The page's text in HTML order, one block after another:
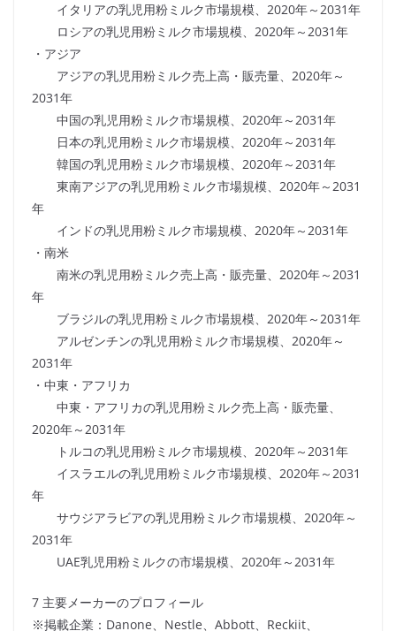
イタリアの乳児用粉ミルク市場規模、2020年～2031年
ロシアの乳児用粉ミルク市場規模、2020年～2031年
・アジア
アジアの乳児用粉ミルク売上高・販売量、2020年～
2031年
中国の乳児用粉ミルク市場規模、2020年～2031年
日本の乳児用粉ミルク市場規模、2020年～2031年
韓国の乳児用粉ミルク市場規模、2020年～2031年
東南アジアの乳児用粉ミルク市場規模、2020年～2031
年
インドの乳児用粉ミルク市場規模、2020年～2031年
・南米
南米の乳児用粉ミルク売上高・販売量、2020年～2031
年
ブラジルの乳児用粉ミルク市場規模、2020年～2031年
アルゼンチンの乳児用粉ミルク市場規模、2020年～
2031年
・中東・アフリカ
中東・アフリカの乳児用粉ミルク売上高・販売量、
2020年～2031年
トルコの乳児用粉ミルク市場規模、2020年～2031年
イスラエルの乳児用粉ミルク市場規模、2020年～2031
年
サウジアラビアの乳児用粉ミルク市場規模、2020年～
2031年
UAE乳児用粉ミルクの市場規模、2020年～2031年
7 主要メーカーのプロフィール
※掲載企業：Danone、Nestle、Abbott、Reckiit、